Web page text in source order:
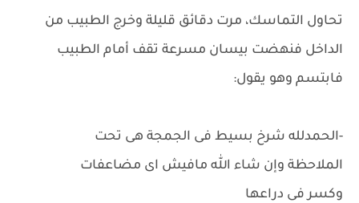
تحاول التماسك، مرت دقائق قليلة وخرج الطبيب من
الداخل فنهضت بيسان مسرعة تقف أمام الطبيب
فابتسم وهو يقول:
-الحمدلله شرخ بسيط فى الجمجة هى تحت
الملاحظة وإن شاء الله مافيش اى مضاعفات
وكسر فى دراعها